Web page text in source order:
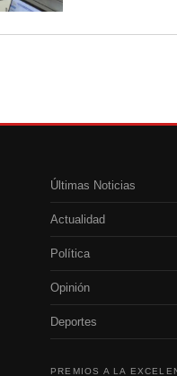
Últimas Noticias
Actualidad
Política
Opinión
Deportes
PREMIOS A LA